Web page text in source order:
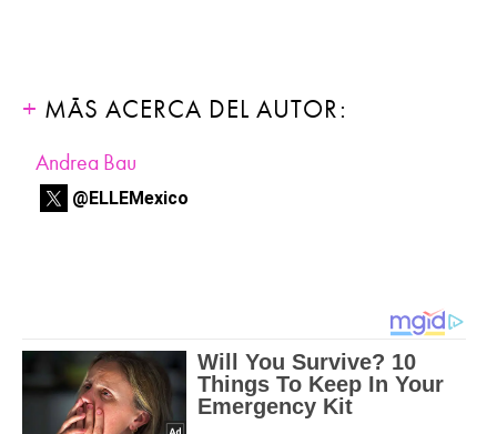
MÁS ACERCA DEL AUTOR:
Andrea Bau
@ELLEMexico